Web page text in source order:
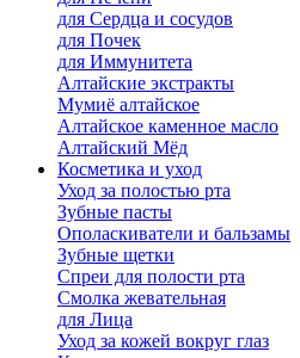
для Сердца и сосудов
для Почек
для Иммунитета
Алтайские экстракты
Мумиё алтайское
Алтайское каменное масло
Алтайский Мёд
Косметика и уход
Уход за полостью рта
Зубные пасты
Ополаскиватели и бальзамы
Зубные щетки
Спреи для полости рта
Смолка жевательная
для Лица
Уход за кожей вокруг глаз